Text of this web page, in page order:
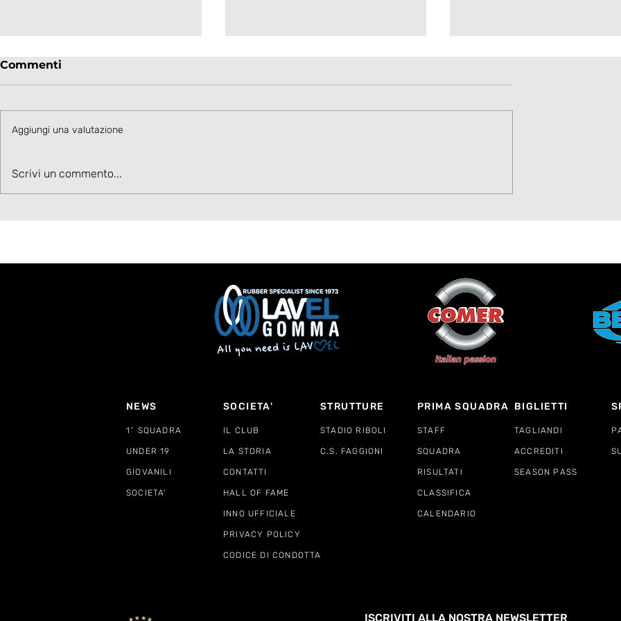
Velocità, Potenza, Gol,
Volpone: qualità, corsa
centrocampo della
Commenti
Aggiungi una valutazione
Scrivi un commento...
NEWS SOCIETA' STRUTTURE PRIMA SQUADRA BIGLIETTI
1^ SQUADRA IL CLUB STADIO RIBOLI STAFF TAGLIANDI
UNDER 19 LA STORIA C.S. FAGGIONI SQUADRA ACCREDITI
GIOVANILI CONTATTI
SOCIETA' HALL OF FAME
INNO UFFICIALE
RISULTATI SEASON PASS
CLASSIFICA
CALENDARIO
PRIVACY POLICY
CODICE DI CONDOTTA
ISCRIVITI ALLA NOSTRA NEWSLETTER